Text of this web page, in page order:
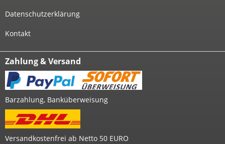
Datenschutzerklärung
Kontakt
Zahlung & Versand
Barzahlung, Banküberweisung
Versandkostenfrei ab Netto 50 EURO